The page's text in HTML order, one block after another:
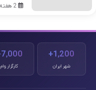
2 هفته قبل
1,200+
شهر ایران
7,000+
کارگزار وام